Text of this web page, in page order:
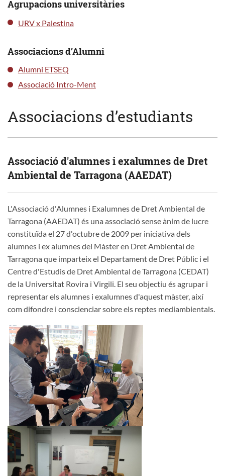
Agrupacions universitàries
URV x Palestina
Associacions d’Alumni
Alumni ETSEQ
Associació Intro-Ment
Associacions d’estudiants
Associació d'alumnes i exalumnes de Dret
Ambiental de Tarragona (AAEDAT)
L'Associació d'Alumnes i Exalumnes de Dret Ambiental de
Tarragona (AAEDAT) és una associació sense ànim de lucre
constituïda el 27 d'octubre de 2009 per iniciativa dels
alumnes i ex alumnes del Màster en Dret Ambiental de
Tarragona que imparteix el Departament de Dret Públic i el
Centre d'Estudis de Dret Ambiental de Tarragona (CEDAT)
de la Universitat Rovira i Virgili. El seu objectiu és agrupar i
representar els alumnes i exalumnes d'aquest màster, així
com difondre i conscienciar sobre els reptes mediambientals.